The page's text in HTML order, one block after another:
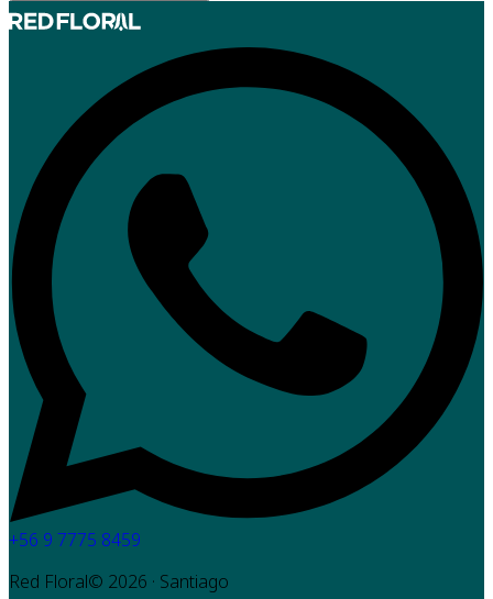
+56 9 7775 8459
Red Floral© 2026 · Santiago